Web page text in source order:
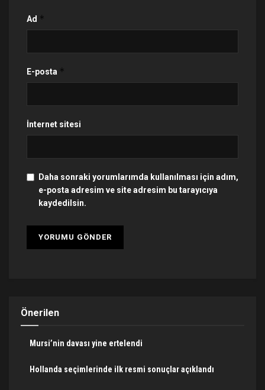
Ad *
E-posta *
İnternet sitesi
Daha sonraki yorumlarımda kullanılması için adım,
e-posta adresim ve site adresim bu tarayıcıya
kaydedilsin.
Önerilen
Mursi’nin davası yine ertelendi
Hollanda seçimlerinde ilk resmi sonuçlar açıklandı